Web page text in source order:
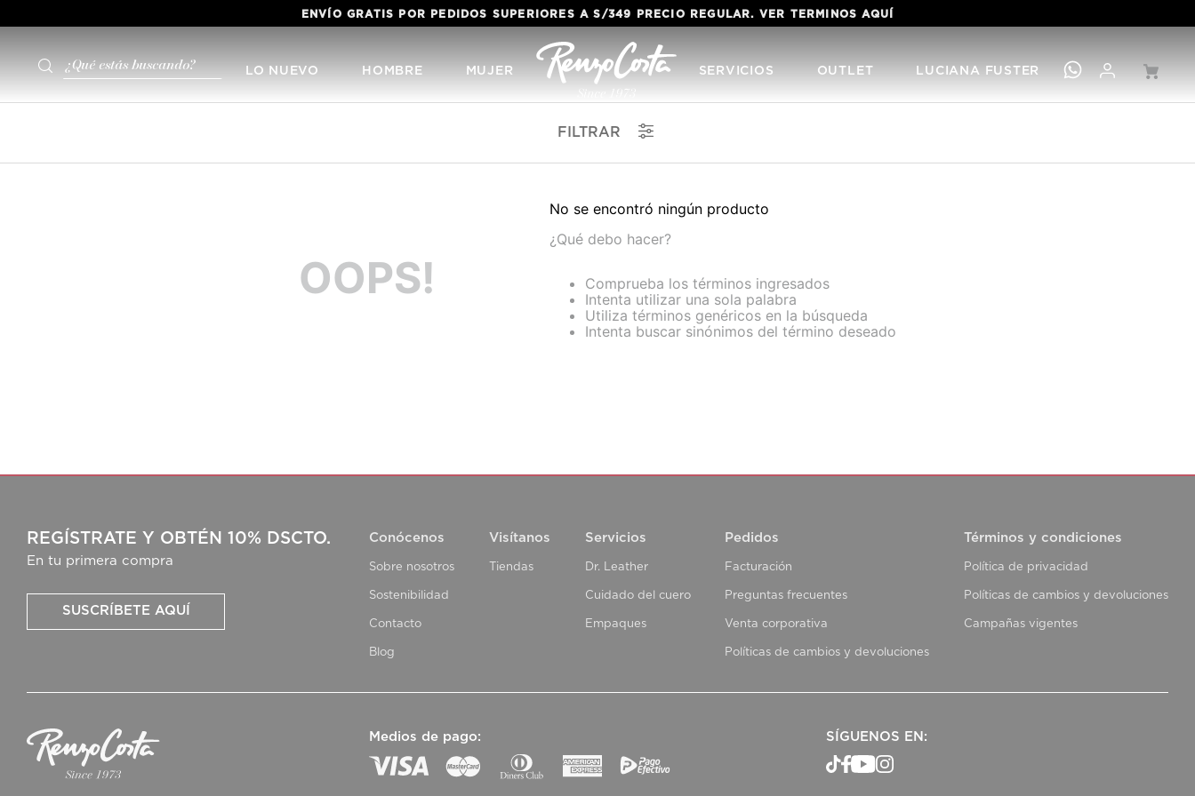
ENVÍO GRATIS POR PEDIDOS SUPERIORES A S/349 PRECIO REGULAR.
LO NUEVO HOMBRE MUJER SERVICIOS OUTLET LUCIANA FUSTER
FILTRAR
OOPS!
No se encontró ningún producto
¿Qué debo hacer?
Comprueba los términos ingresados
Intenta utilizar una sola palabra
Utiliza términos genéricos en la búsqueda
Intenta buscar sinónimos del término deseado
REGÍSTRATE Y OBTÉN 10% DSCTO.
En tu primera compra
SUSCRÍBETE AQUÍ
Conócenos
Sobre nosotros
Sostenibilidad
Contacto
Blog
Visítanos
Tiendas
Servicios
Dr. Leather
Cuidado del cuero
Empaques
Pedidos
Facturación
Preguntas frecuentes
Venta corporativa
Políticas de cambios y devoluciones
Términos y condiciones
Política de privacidad
Políticas de cambios y devoluciones
Campañas vigentes
Medios de pago: SÍGUENOS EN: